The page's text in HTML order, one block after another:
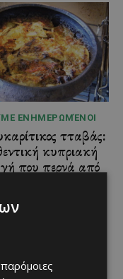
ΕΝΗΜΕΡΩΜΈΝΟΙ
τταβάς:
κυπριακή
που περνά από
στα πιο
φαγητά της
παραδοσιακής
τταβάς, ένα
συνδέεται